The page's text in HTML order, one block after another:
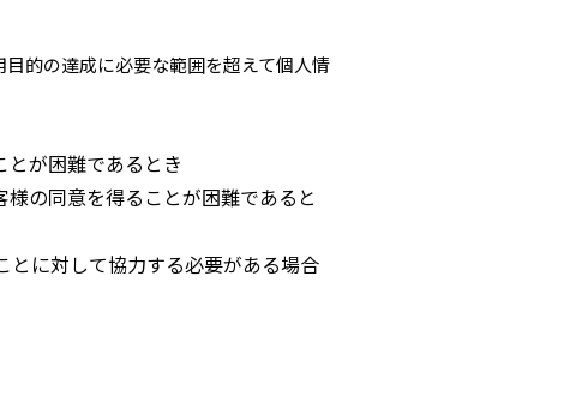
的の達成に必要な範囲を超えて個人情
とが困難であるとき
の同意を得ることが困難であると
とに対して協力する必要がある場合